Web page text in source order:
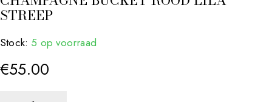
STREEP
Stock: 5 op voorraad
€55.00